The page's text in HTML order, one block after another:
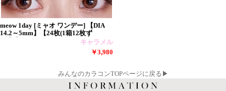
meow 1day [ミャオ ワンデー] 【DIA
14.2～5mm】【24枚(1箱12枚ず
キャラメル
￥3,980
みんなのカラコンTOPページに戻る▶